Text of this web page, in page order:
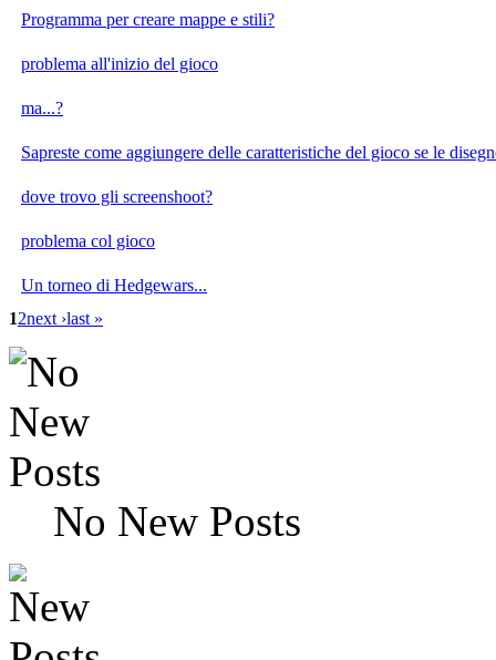
Programma per creare mappe e stili?
problema all'inizio del gioco
ma...?
Sapreste come aggiungere delle caratteristiche del gioco se le
dove trovo gli screenshoot?
problema col gioco
Un torneo di Hedgewars...
12next ›last »
No New Posts